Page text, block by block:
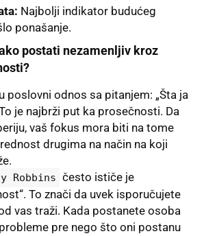
Najbolji indikator budućeg
ponašanje.
postati nezamenljiv kroz
poslovni odnos sa pitanjem: „Šta ja
je najbrži put ka prosečnosti. Da
vaš fokus mora biti na tome
drugima na način na koji
Robbins često ističe je
To znači da uvek isporučujete
vas traži. Kada postanete osoba
pre nego što oni postanu